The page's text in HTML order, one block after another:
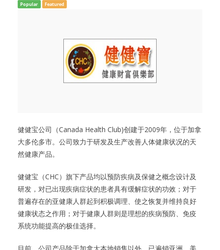
Popular Featured
健健宝公司（Canada Health Club)创建于2009年，位于加拿
大多伦多市。公司致力于研发及生产改善人体健康状况的天
然健康产品。
健健宝（CHC）旗下产品均以预防疾病及保健之概念设计及
研发，对已出现疾病症状的患者具有缓解症状的功效；对于
普遍存在的亚健康人群起到积极调理、使之恢复并维持良好
健康状态之作用；对于健康人群则是理想的疾病预防、免疫
系统功能提高的极佳选择。